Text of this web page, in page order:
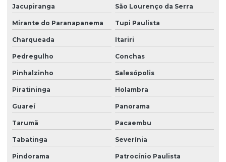
Zelador terceirizado
Zeladoria condominial
Zeladoria de condomínios
Zeladoria e limpeza
Zeladoria predial
Zeladoria terceirização
Jacupiranga São Lourenço da Serra
Mirante do Paranapanema Tupi Paulista
Charqueada Itariri
Pedregulho Conchas
Pinhalzinho Salesópolis
Piratininga Holambra
Guareí Panorama
Tarumã Pacaembu
Tabatinga Severínia
Pindorama Patrocínio Paulista